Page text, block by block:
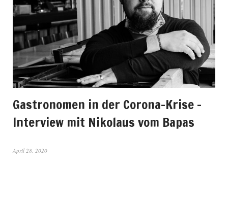
Gastronomen in der Corona-Krise –
Interview mit Nikolaus vom Bapas
April 28, 2020